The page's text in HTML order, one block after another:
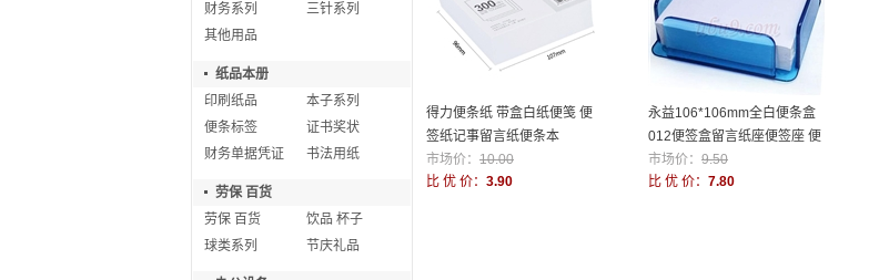
财务系列
三针系列
其他用品
纸品本册
印刷纸品
本子系列
便条标签
证书奖状
财务单据凭证
书法用纸
劳保 百货
劳保 百货
饮品 杯子
球类系列
节庆礼品
得力便条纸 带盒白纸便笺 便
签纸记事留言纸便条本
市场价： 10.00
比 优 价： 3.90
永益106*106mm全白便条盒
012便签盒留言纸座便签座 便
条纸芯
市场价： 9.50
比 优 价： 7.80